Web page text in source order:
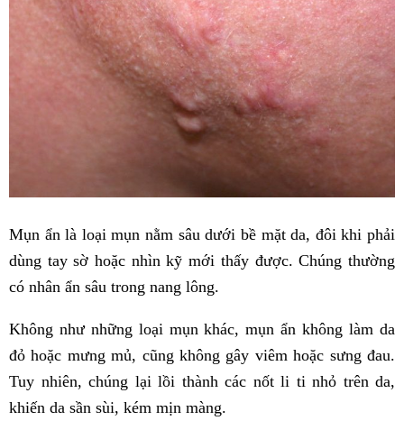
Mụn ẩn là loại mụn nằm sâu dưới bề mặt da, đôi khi phải
dùng tay sờ hoặc nhìn kỹ mới thấy được. Chúng thường
có nhân ẩn sâu trong nang lông.
Không như những loại mụn khác, mụn ẩn không làm da
đỏ hoặc mưng mủ, cũng không gây viêm hoặc sưng đau.
Tuy nhiên, chúng lại lồi thành các nốt li ti nhỏ trên da,
khiến da sần sùi, kém mịn màng.